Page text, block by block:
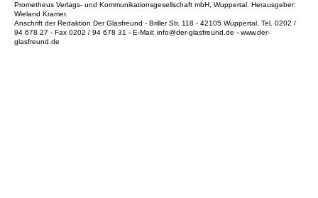
Prometheus Verlags- und Kommunikationsgesellschaft mbH , Wuppertal. Herausgeber:
Wieland Kramer.
Anschrift der Redaktion Der Glasfreund - Briller Str. 118 - 42105 Wuppertal. Tel. 0202 /
94 678 27 - Fax 0202 / 94 678 31 - E-Mail: info@der-glasfreund.de - www.der-
glasfreund.de